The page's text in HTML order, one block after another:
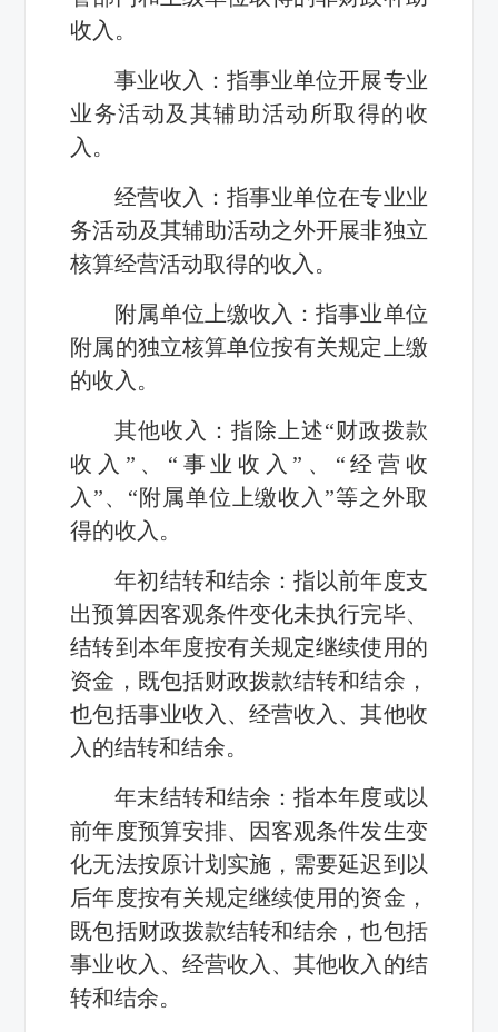
收入。
事业收入：指事业单位开展专业
业务活动及其辅助活动所取得的收
入。
经营收入：指事业单位在专业业
务活动及其辅助活动之外开展非独立
核算经营活动取得的收入。
附属单位上缴收入：指事业单位
附属的独立核算单位按有关规定上缴
的收入。
其他收入：指除上述“财政拨款
收入”、“事业收入”、“经营收
入”、“附属单位上缴收入”等之外取
得的收入。
年初结转和结余：指以前年度支
出预算因客观条件变化未执行完毕、
结转到本年度按有关规定继续使用的
资金，既包括财政拨款结转和结余，
也包括事业收入、经营收入、其他收
入的结转和结余。
年末结转和结余：指本年度或以
前年度预算安排、因客观条件发生变
化无法按原计划实施，需要延迟到以
后年度按有关规定继续使用的资金，
既包括财政拨款结转和结余，也包括
事业收入、经营收入、其他收入的结
转和结余。